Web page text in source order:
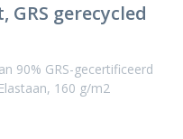
gerecycled
90% GRS-gecertificeerd
160 g/m2